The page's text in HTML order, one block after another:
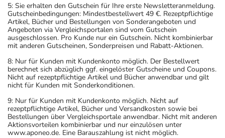
5: Sie erhalten den Gutschein für Ihre erste Newsletteranmeldung.
Gutscheinbedingungen: Mindestbestellwert 49 €. Rezeptpflichtige
Artikel, Bücher und Bestellungen von Sonderangeboten und
Angeboten via Vergleichsportalen sind vom Gutschein
ausgeschlossen. Pro Kunde nur ein Gutschein. Nicht kombinierbar
mit anderen Gutscheinen, Sonderpreisen und Rabatt-Aktionen.
8: Nur für Kunden mit Kundenkonto möglich. Der Bestellwert
berechnet sich abzüglich ggf. eingelöster Gutscheine und Coupons.
Nicht auf rezeptpflichtige Artikel und Bücher anwendbar und gilt
nicht für Kunden mit Sonderkonditionen.
9: Nur für Kunden mit Kundenkonto möglich. Nicht auf
rezeptpflichtige Artikel, Bücher und Versandkosten sowie bei
Bestellungen über Vergleichsportale anwendbar. Nicht mit anderen
Aktionsvorteilen kombinierbar und nur einzulösen unter
www.aponeo.de. Eine Barauszahlung ist nicht möglich.